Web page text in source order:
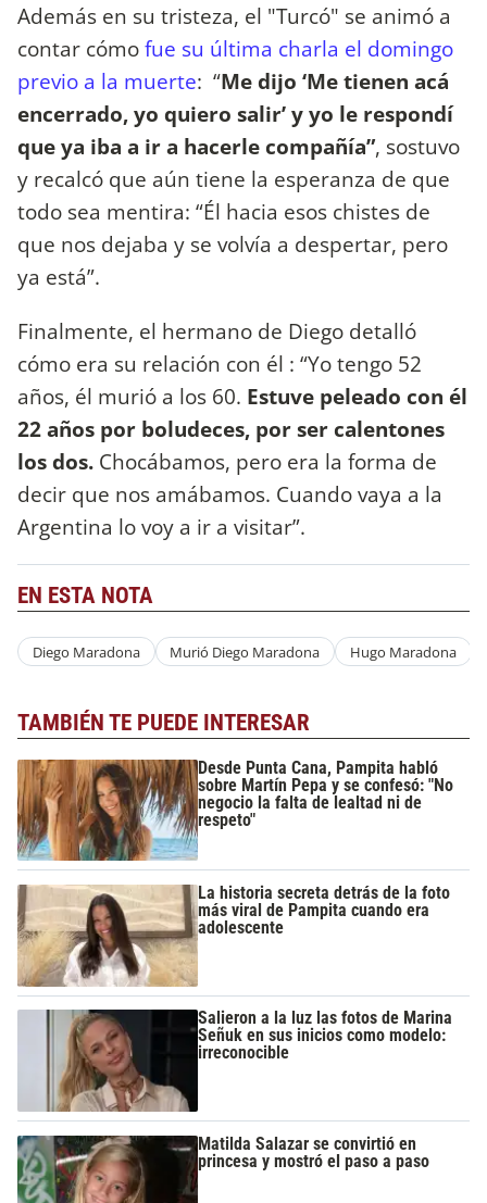
Además en su tristeza, el "Turcó" se animó a
contar cómofue su última charla el domingo
previo a la muerte: “Me dijo ‘Me tienen acá
encerrado, yo quiero salir’ y yo le respondí
que ya iba a ir a hacerle compañía”, sostuvo
y recalcó que aún tiene la esperanza de que
todo sea mentira: “Él hacia esos chistes de
que nos dejaba y se volvía a despertar, pero
ya está”.
Finalmente, el hermano de Diego detalló
cómo era su relación con él : “Yo tengo 52
años, él murió a los 60. Estuve peleado con él
22 años por boludeces, por ser calentones
los dos. Chocábamos, pero era la forma de
decir que nos amábamos. Cuando vaya a la
Argentina lo voy a ir a visitar”.
EN ESTA NOTA
Diego Maradona Murió Diego Maradona Hugo Maradona
TAMBIÉN TE PUEDE INTERESAR
Desde Punta Cana, Pampita habló
sobre Martín Pepa y se confesó: "No
negocio la falta de lealtad ni de
respeto"
La historia secreta detrás de la foto
más viral de Pampita cuando era
adolescente
Salieron a la luz las fotos de Marina
Señuk en sus inicios como modelo:
irreconocible
Matilda Salazar se convirtió en
princesa y mostró el paso a paso